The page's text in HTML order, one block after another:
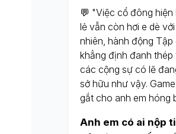
💬 "Việc cổ đông
lẻ vẫn còn hơi e dè
nhiên, hành động
khẳng định đanh thép
các cộng sự có lẽ
sở hữu như vậy.
gắt cho anh em hóng
Anh em có ai nộp